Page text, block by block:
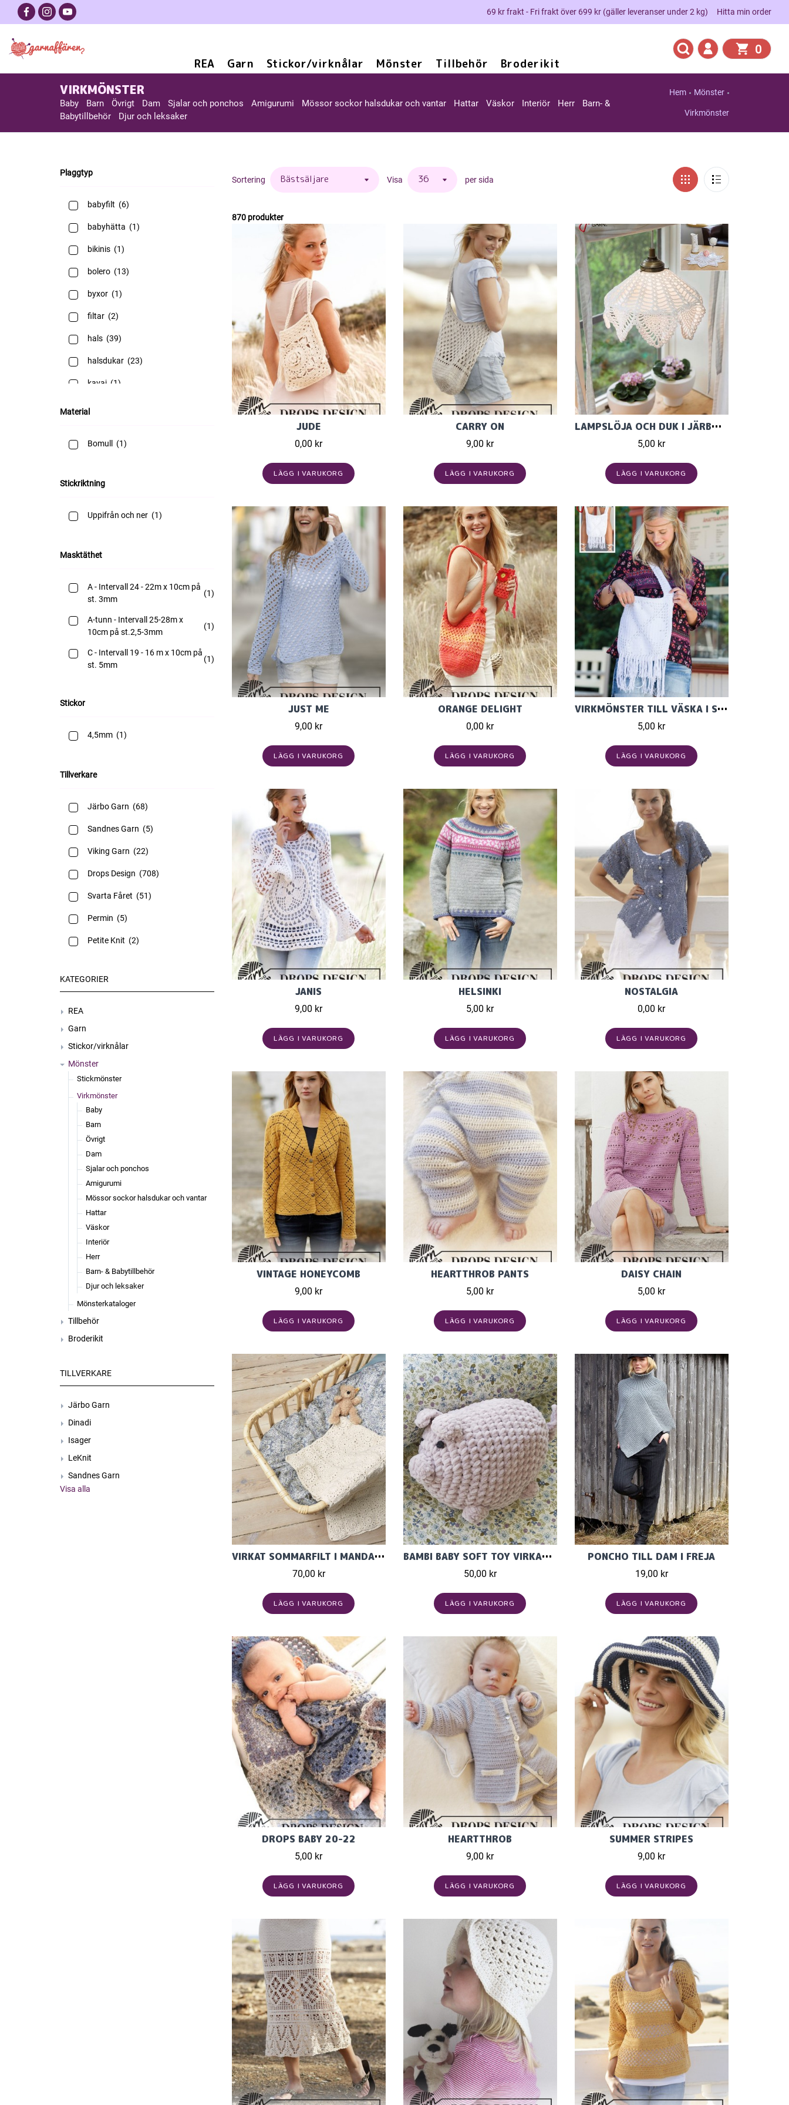
69 kr frakt - Fri frakt över 699 kr (gäller leveranser under 2 kg) Hitta min order
REA Garn Stickor/virknålar Mönster Tillbehör Broderikit
0
VIRKMÖNSTER
Baby Barn Övrigt Dam Sjalar och ponchos Amigurumi Mössor sockor halsdukar och vantar Hattar Väskor Interiör Herr
Barn- &
Babytillbehör
Djur och leksaker
Hem Mönster
Virkmönster
Sortering Visa per sida
870 produkter
JUDE
0,00 kr
LÄGG I VARUKORG
CARRY ON
9,00 kr
LÄGG I VARUKORG
LAMPSLÖJA OCH DUK I JÄRBO 8/4 200G
5,00 kr
LÄGG I VARUKORG
JUST ME
9,00 kr
LÄGG I VARUKORG
ORANGE DELIGHT
0,00 kr
LÄGG I VARUKORG
VIRKMÖNSTER TILL VÄSKA I SOFT COTTON
5,00 kr
LÄGG I VARUKORG
JANIS
9,00 kr
LÄGG I VARUKORG
HELSINKI
5,00 kr
LÄGG I VARUKORG
NOSTALGIA
0,00 kr
LÄGG I VARUKORG
VINTAGE HONEYCOMB
9,00 kr
LÄGG I VARUKORG
HEARTTHROB PANTS
5,00 kr
LÄGG I VARUKORG
DAISY CHAIN
5,00 kr
LÄGG I VARUKORG
VIRKAT SOMMARFILT I MANDARIN PETIT INGÅR I MÖNSTERKATALOG 1909
70,00 kr
LÄGG I VARUKORG
BAMBI BABY SOFT TOY VIRKAD I BAMBI FRÅN KATIAGARN
50,00 kr
LÄGG I VARUKORG
PONCHO TILL DAM I FREJA
19,00 kr
LÄGG I VARUKORG
DROPS BABY 20-22
5,00 kr
LÄGG I VARUKORG
HEARTTHROB
9,00 kr
LÄGG I VARUKORG
SUMMER STRIPES
9,00 kr
LÄGG I VARUKORG
Plaggtyp
babyfilt (6)
babyhätta (1)
bikinis (1)
bolero (13)
byxor (1)
filtar (2)
hals (39)
halsdukar (23)
kavaj (1)
klänningar
Linne(1)
overall(1)
ponchos(27)
pulsvärmare(4)
sjalar(20)
toppar(14)
tröjor(19)
tunikor(6)
vantar(7)
väskor(17)
väst(10)
Material
Bomull (1)
Stickriktning
Uppifrån och ner (1)
Masktäthet
A - Intervall 24 - 22m x 10cm på
st. 3mm
(1)
A-tunn - Intervall 25-28m x
10cm på st.2,5-3mm
(1)
C - Intervall 19 - 16 m x 10cm på
st. 5mm
(1)
Stickor
4,5mm (1)
Tillverkare
Järbo Garn (68)
Sandnes Garn (5)
Viking Garn (22)
Drops Design (708)
Svarta Fåret (51)
Permin (5)
Petite Knit (2)
KATEGORIER
REA
Garn
Stickor/virknålar
Mönster
Stickmönster
Virkmönster
Baby
Barn
Övrigt
Dam
Sjalar och ponchos
Amigurumi
Mössor sockor halsdukar och vantar
Hattar
Väskor
Interiör
Herr
Barn- & Babytillbehör
Djur och leksaker
Mönsterkataloger
Tillbehör
Broderikit
TILLVERKARE
Järbo Garn
Dinadi
Isager
LeKnit
Sandnes Garn
Visa alla